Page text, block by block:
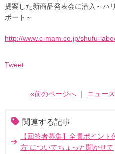
提案した新商品発表会に潜入～ハ
ポート～
http://www.c-mam.co.jp/shufu-
Tweet
«前のページへ｜ ニュー
関連する記事
【回答者募集】全員ポイン
方"についてちょっと聞かせて